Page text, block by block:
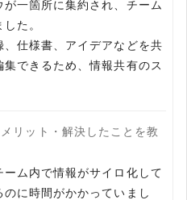
一箇所に集約され、チーム
た。
仕様書、アイデアなどを共
できるため、情報共有のス
リット・解決したことを教
ム内で情報がサイロ化して
に時間がかかっていまし